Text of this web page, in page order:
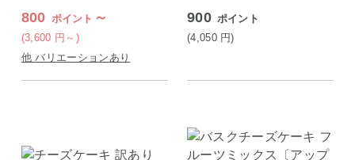
800 ポイント ～
(3,600 円 ～)
他 バリエーションあり
900 ポイント
(4,050 円)